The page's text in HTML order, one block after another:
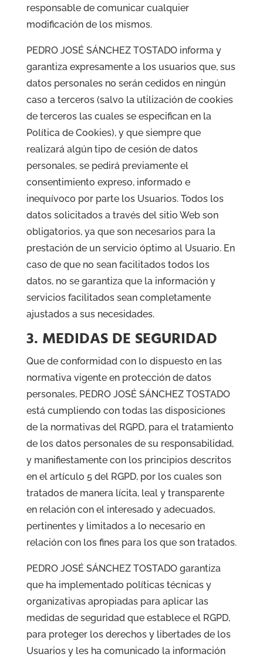
responsable de comunicar cualquier
modificación de los mismos.
PEDRO JOSÉ SÁNCHEZ TOSTADO informa y
garantiza expresamente a los usuarios que, sus
datos personales no serán cedidos en ningún
caso a terceros (salvo la utilización de cookies
de terceros las cuales se especifican en la
Política de Cookies), y que siempre que
realizará algún tipo de cesión de datos
personales, se pedirá previamente el
consentimiento expreso, informado e
inequívoco por parte los Usuarios. Todos los
datos solicitados a través del sitio Web son
obligatorios, ya que son necesarios para la
prestación de un servicio óptimo al Usuario. En
caso de que no sean facilitados todos los
datos, no se garantiza que la información y
servicios facilitados sean completamente
ajustados a sus necesidades.
3. MEDIDAS DE SEGURIDAD
Que de conformidad con lo dispuesto en las
normativa vigente en protección de datos
personales, PEDRO JOSÉ SÁNCHEZ TOSTADO
está cumpliendo con todas las disposiciones
de la normativas del RGPD, para el tratamiento
de los datos personales de su responsabilidad,
y manifiestamente con los principios descritos
en el artículo 5 del RGPD, por los cuales son
tratados de manera lícita, leal y transparente
en relación con el interesado y adecuados,
pertinentes y limitados a lo necesario en
relación con los fines para los que son tratados.
PEDRO JOSÉ SÁNCHEZ TOSTADO garantiza
que ha implementado políticas técnicas y
organizativas apropiadas para aplicar las
medidas de seguridad que establece el RGPD,
para proteger los derechos y libertades de los
Usuarios y les ha comunicado la información